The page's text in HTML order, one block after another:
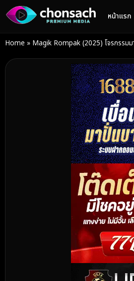
หน้าแรก
Home » Magik Rompak (2025) โจรกรรมม